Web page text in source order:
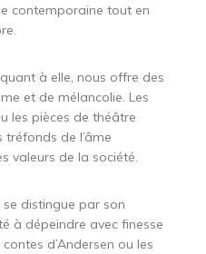
contemporaine tout en
à elle, nous offre des
et de mélancolie. Les
les pièces de théâtre
tréfonds de l’âme
valeurs de la société.
distingue par son
à dépeindre avec finesse
d’Andersen ou les